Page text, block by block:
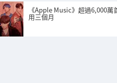
《Apple Music》超過6,000萬
用三個月